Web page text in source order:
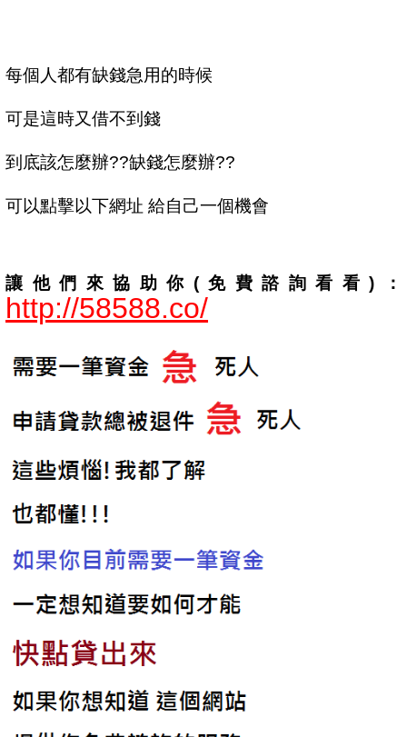
每個人都有缺錢急用的時候
可是這時又借不到錢
到底該怎麼辦??缺錢怎麼辦??
可以點擊以下網址 給自己一個機會
讓他們來協助你(免費諮詢看看)：
http://58588.co/